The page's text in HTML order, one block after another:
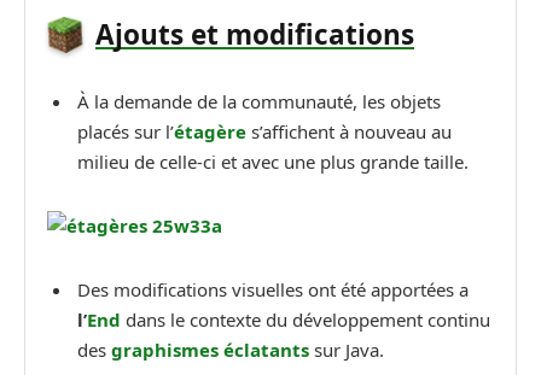
Ajouts et modifications
À la demande de la communauté, les objets
placés sur l’étagère s’affichent à nouveau au
milieu de celle-ci et avec une plus grande taille.
Des modifications visuelles ont été apportées a
l’End dans le contexte du développement continu
des graphismes éclatants sur Java.